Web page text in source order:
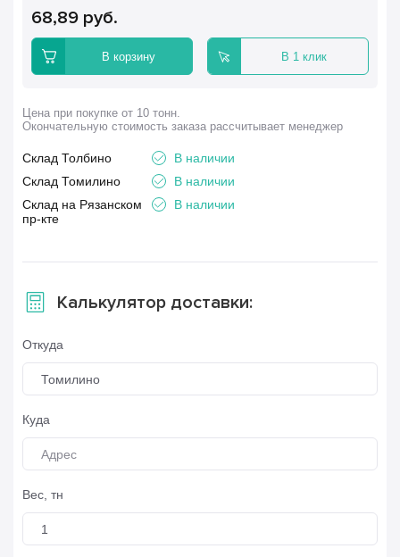
68,89 руб.
В корзину В 1 клик
Цена при покупке от 10 тонн.
Окончательную стоимость заказа рассчитывает менеджер
Склад Толбино
В наличии
Склад Томилино
В наличии
Склад на Рязанском
пр-кте
В наличии
Калькулятор доставки:
Откуда
Томилино
Куда
Вес, тн